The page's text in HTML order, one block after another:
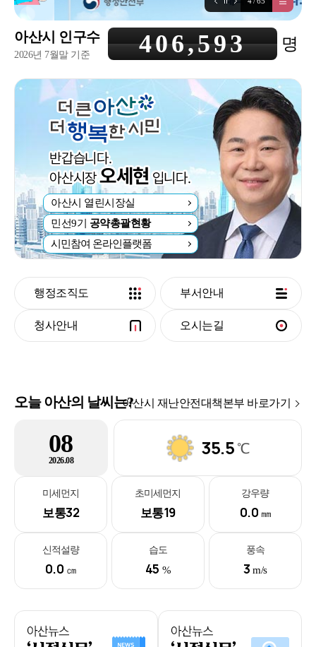
아산시 인구수
2026년 7월말 기준 406,593 명
아산시 열린시장실
민선9기 공약총괄현황
시민참여 온라인플랫폼
행정조직도 부서안내
청사안내 오시는길
오늘 아산의 날씨는?아산시 재난안전대책본부 바로가기
08
2026.08
35.5 ℃
미세먼지
보통32
초미세먼지
보통19
강우량
0.0 ㎜
신적설량
0.0 ㎝
습도
45 %
풍속
3 m/s